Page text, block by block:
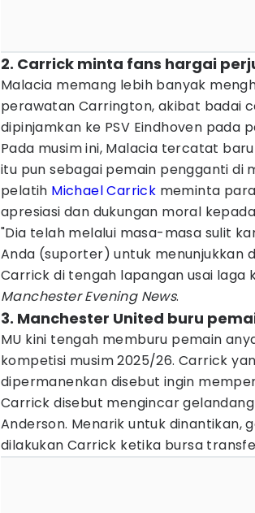
2. Carrick minta fans hargai
Malacia memang lebih banyak
perawatan Carrington, akibat badai
dipinjamkan ke PSV Eindhoven pada
Pada musim ini, Malacia tercatat
itu pun sebagai pemain pengganti di
pelatih Michael Carrick meminta
apresiasi dan dukungan moral
"Dia telah melalui masa-masa sulit
Anda (suporter) untuk menunjukkan
Carrick di tengah lapangan usai laga
Manchester Evening News.
3. Manchester United buru
MU kini tengah memburu pemain
kompetisi musim 2025/26. Carrick
dipermanenkan disebut ingin
Carrick disebut mengincar
Anderson. Menarik untuk dinantikan,
dilakukan Carrick ketika bursa